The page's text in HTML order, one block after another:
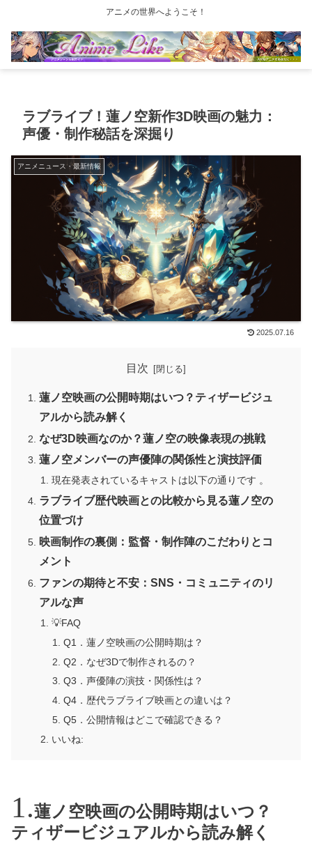
アニメの世界へようこそ！
ラブライブ！蓮ノ空新作3D映画の魅力：
声優・制作秘話を深掘り
アニメニュース・最新情報
2025.07.16
目次
蓮ノ空映画の公開時期はいつ？ティザービジュ
アルから読み解く
なぜ3D映画なのか？蓮ノ空の映像表現の挑戦
蓮ノ空メンバーの声優陣の関係性と演技評価
現在発表されているキャストは以下の通りです 。
ラブライブ歴代映画との比較から見る蓮ノ空の
位置づけ
映画制作の裏側：監督・制作陣のこだわりとコ
メント
ファンの期待と不安：SNS・コミュニティのリ
アルな声
💡FAQ
Q1．蓮ノ空映画の公開時期は？
Q2．なぜ3Dで制作されるの？
Q3．声優陣の演技・関係性は？
Q4．歴代ラブライブ映画との違いは？
Q5．公開情報はどこで確認できる？
いいね:
蓮ノ空映画の公開時期はいつ？
ティザービジュアルから読み解く